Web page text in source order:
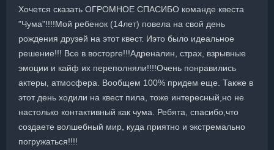
Хочется сказать ОГРОМНОЕ СПАСИБО команде квеста
"Чума"!!!!Мой ребенок (14лет) повела на свой день
рождения друзей на этот квест. Иэто было идеальное
решение!!! Все в восторге!!!Адреналин, страх, взрывные
эмоции и кайф их переполняли!!!!Очень понравились
актеры, атмосфера. Вообщем 100% придем еще. Также в
этот день ходили на квест пила, тоже интересный,но не
настолько контактивный как чума. Ребята, спасибо,что
создаете волшебный мир, куда приятно и экстремально
погружаться!!!!